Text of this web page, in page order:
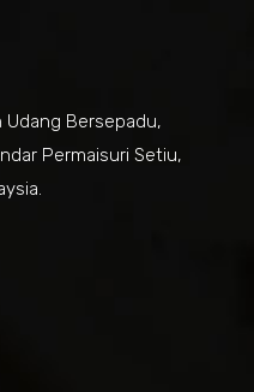
Udang Bersepadu,
Permaisuri Setiu,